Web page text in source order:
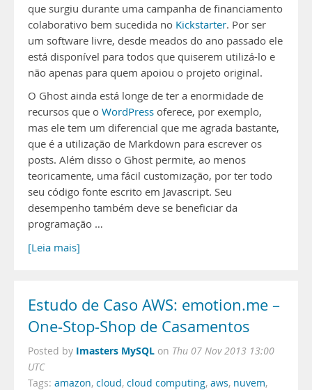
que surgiu durante uma campanha de financiamento
colaborativo bem sucedida no Kickstarter. Por ser
um software livre, desde meados do ano passado ele
está disponível para todos que quiserem utilizá-lo e
não apenas para quem apoiou o projeto original.
O Ghost ainda está longe de ter a enormidade de
recursos que o WordPress oferece, por exemplo,
mas ele tem um diferencial que me agrada bastante,
que é a utilização de Markdown para escrever os
posts. Além disso o Ghost permite, ao menos
teoricamente, uma fácil customização, por ter todo
seu código fonte escrito em Javascript. Seu
desempenho também deve se beneficiar da
programação …
[Leia mais]
Estudo de Caso AWS: emotion.me –
One-Stop-Shop de Casamentos
Posted by Imasters MySQL on Thu 07 Nov 2013 13:00
UTC
Tags: amazon, cloud, cloud computing, aws, nuvem,